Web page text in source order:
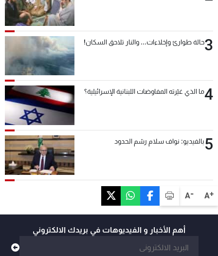
A+
A-
3حالة طوارئ وإخلاءات... والنار تلاحق السكان!
4ما الذي غيّرته المفاوضات اللبنانية الإسرائيلية؟
5بالفيديو: نواف سلام رسّم الحدود
أهم الأخبار و الفيديوهات في بريدك الالكتروني